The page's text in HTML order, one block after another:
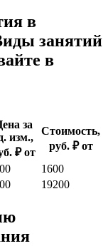
в
занятий
в
за
изм.,
₽ от
Стоимость,
руб. ₽ от
1600
19200